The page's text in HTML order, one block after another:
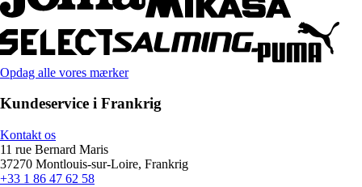
Opdag alle vores mærker
Kundeservice i Frankrig
Kontakt os
11 rue Bernard Maris
37270 Montlouis-sur-Loire, Frankrig
+33 1 86 47 62 58